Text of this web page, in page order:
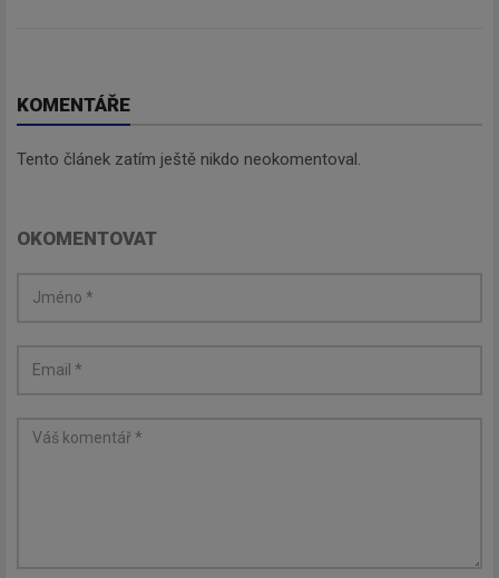
KOMENTÁŘE
Tento článek zatím ještě nikdo neokomentoval.
OKOMENTOVAT